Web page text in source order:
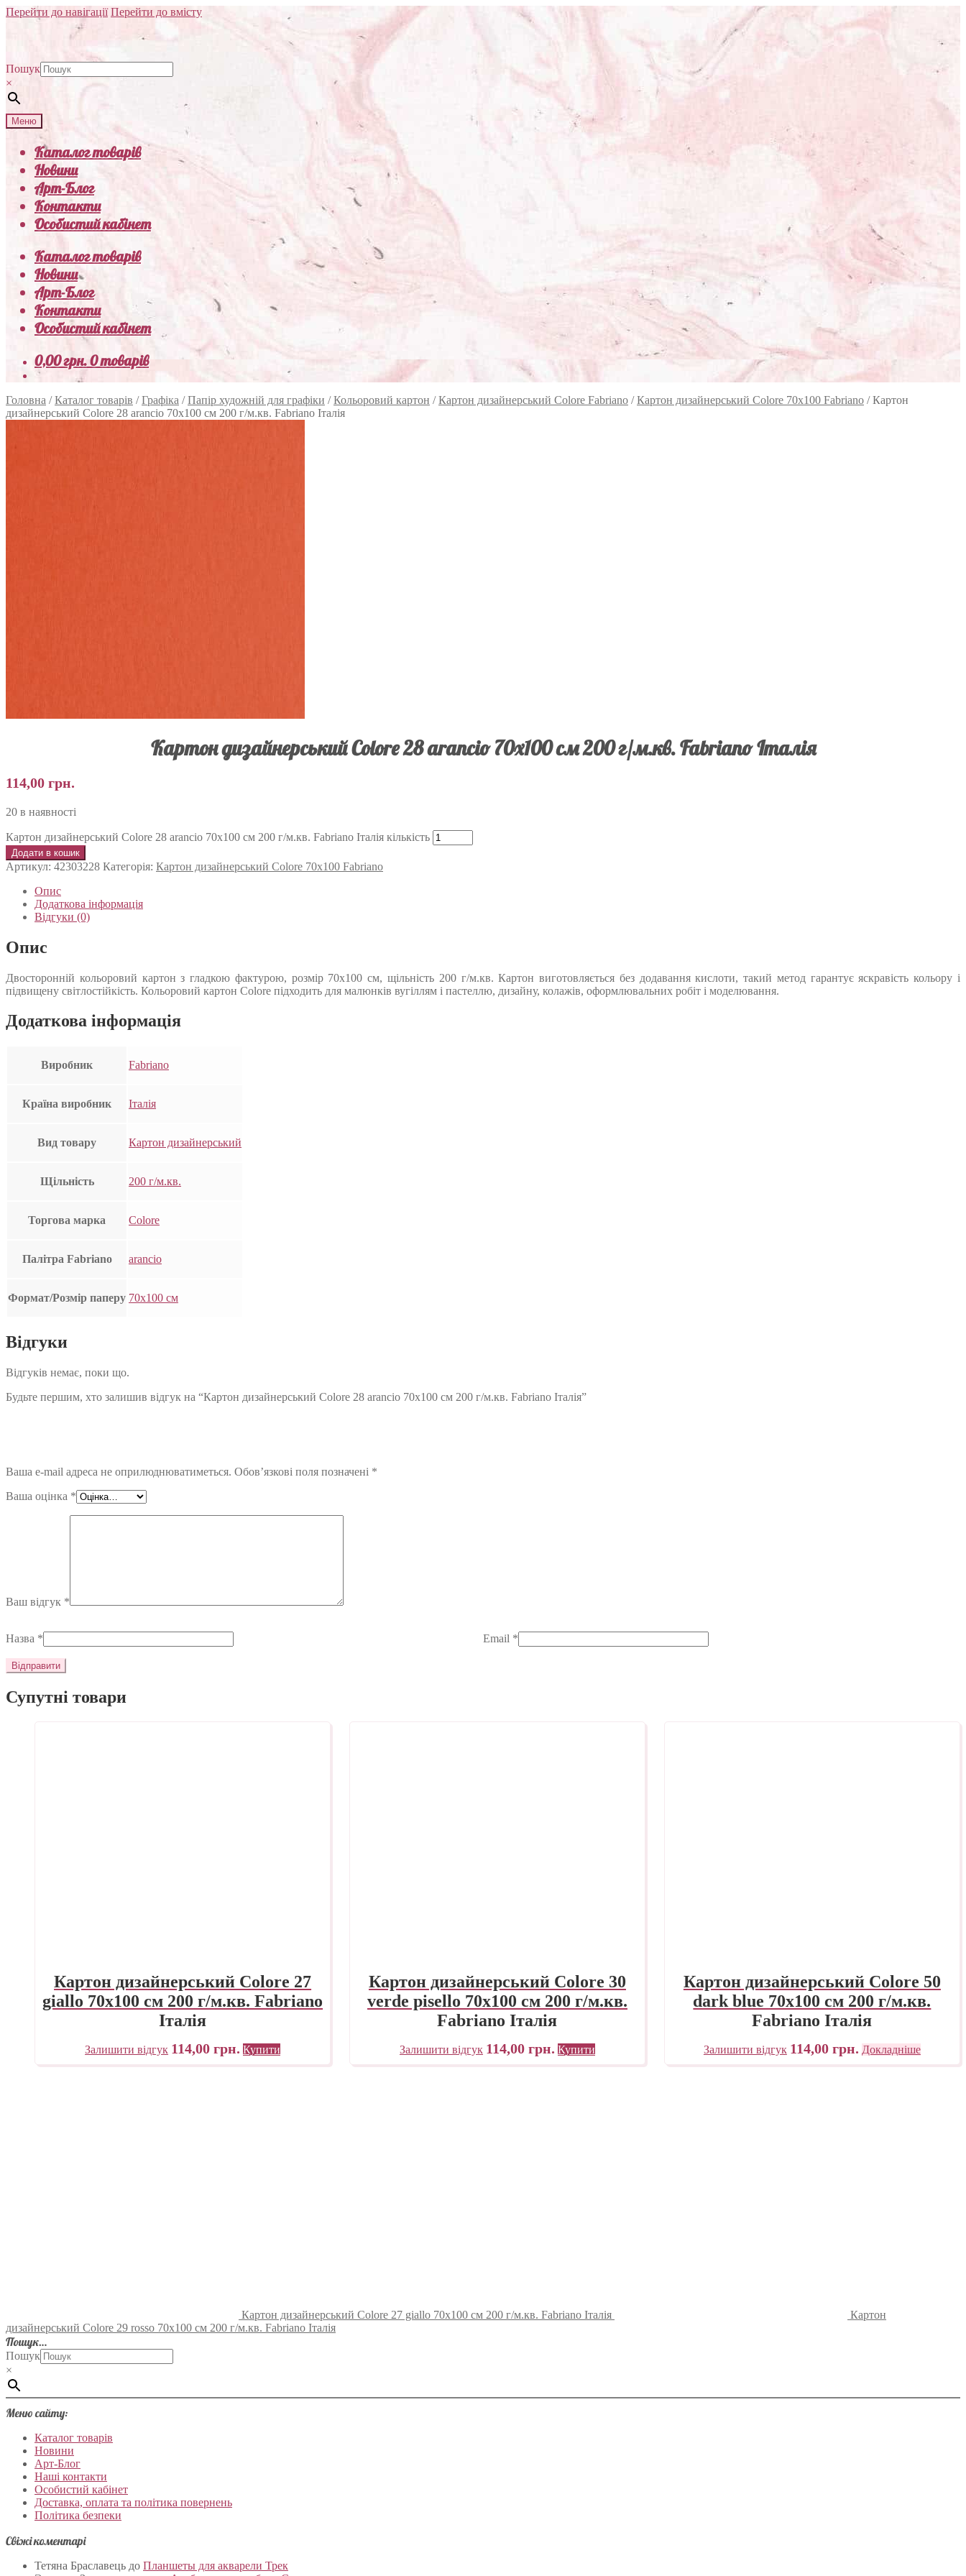
Перейти до навігації Перейти до вмісту
Пошук
×
Меню
Каталог товарів
Новини
Арт-Блог
Контакти
Особистий кабінет
Каталог товарів
Новини
Арт-Блог
Контакти
Особистий кабінет
0,00грн.0 товарів
Головна /Каталог товарів /Графіка /Папір художній для графіки /Кольоровий картон /Картон дизайнерський Colore Fabriano /Картон дизайнерський Colore 70х100 Fabriano /Картон
дизайнерський Colore 28 arancio 70х100 см 200 г/м.кв. Fabriano Італія
Картон дизайнерський Colore 28 arancio 70х100 см 200 г/м.кв. Fabriano Італія
114,00 грн.
20 в наявності
Картон дизайнерський Colore 28 arancio 70х100 см 200 г/м.кв. Fabriano Італія кількість
Додати в кошик
Артикул: 42303228 Категорія: Картон дизайнерський Colore 70х100 Fabriano
Опис
Додаткова інформація
Відгуки (0)
Опис
Двосторонній кольоровий картон з гладкою фактурою, розмір 70х100 см, щільність 200 г/м.кв. Картон виготовляється без додавання кислоти, такий метод гарантує яскравість кольору і
підвищену світлостійкість. Кольоровий картон Colore підходить для малюнків вугіллям і пастеллю, дизайну, колажів, оформлювальних робіт і моделювання.
Додаткова інформація
Виробник Fabriano
Країна виробник Італія
Вид товару Картон дизайнерський
Щільність 200 г/м.кв.
Торгова марка Colore
Палітра Fabriano arancio
Формат/Розмір паперу 70х100 см
Відгуки
Відгуків немає, поки що.
Будьте першим, хто залишив відгук на “Картон дизайнерський Colore 28 arancio 70х100 см 200 г/м.кв. Fabriano Італія”
Ваша e-mail адреса не оприлюднюватиметься. Обов’язкові поля позначені *
Ваша оцінка *
Ваш відгук *
Назва * Email *
Супутні товари
Картон дизайнерський Colore 27
giallo 70х100 см 200 г/м.кв. Fabriano
Італія
Залишити відгук 114,00грн. Купити
Картон дизайнерський Colore 30
verde pisello 70х100 см 200 г/м.кв.
Fabriano Італія
Залишити відгук 114,00 грн. Купити
Картон дизайнерський Colore 50
dark blue 70х100 см 200 г/м.кв.
Fabriano Італія
Залишити відгук 114,00 грн. Докладніше
Картон дизайнерський Colore 27 giallo 70х100 см 200 г/м.кв. Fabriano Італія
Картон
дизайнерський Colore 29 rosso 70х100 см 200 г/м.кв. Fabriano Італія
Пошук…
Пошук
×
Меню сайту:
Каталог товарів
Новини
Арт-Блог
Наші контакти
Особистий кабінет
Доставка, оплата та політика повернень
Політика безпеки
Свіжі коментарі
Тетяна Браславець до Планшеты для акварели Трек